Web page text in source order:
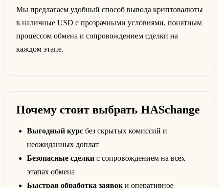
Мы предлагаем удобный способ вывода криптовалюты
в наличные USD с прозрачными условиями, понятным
процессом обмена и сопровождением сделки на
каждом этапе.
Почему стоит выбрать HASchange
Выгодный курс без скрытых комиссий и
неожиданных доплат
Безопасные сделки с сопровождением на всех
этапах обмена
Быстрая обработка заявок и оперативное